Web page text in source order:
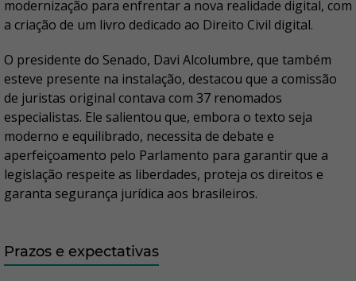
modernização para enfrentar a nova realidade digital, com
a criação de um livro dedicado ao Direito Civil digital.
O presidente do Senado, Davi Alcolumbre, que também
esteve presente na instalação, destacou que a comissão
de juristas original contava com 37 renomados
especialistas. Ele salientou que, embora o texto seja
moderno e equilibrado, necessita de debate e
aperfeiçoamento pelo Parlamento para garantir que a
legislação respeite as liberdades, proteja os direitos e
garanta segurança jurídica aos brasileiros.
Prazos e expectativas